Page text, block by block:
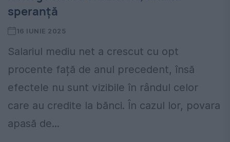
speranță
16 IUNIE 2025
Salariul mediu net a crescut cu opt
procente față de anul precedent, însă
efectele nu sunt vizibile în rândul celor
care au credite la bănci. În cazul lor, povara
apasă de...